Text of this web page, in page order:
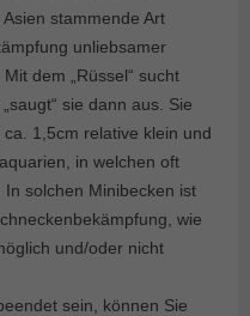
stammende Art
unliebsamer
dem „Rüssel“ sucht
sie dann aus. Sie
1,5cm relative klein und
in welchen oft
solchen Minibecken ist
wie
und/oder nicht
sein, können Sie